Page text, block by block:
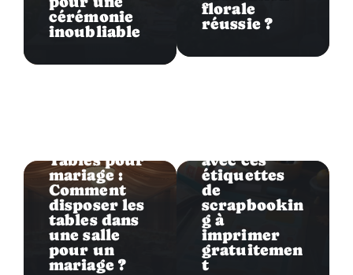
cérémonie
inoubliable
Tables pour
mariage :
Comment
disposer les
tables dans
une salle
pour un
mariage ?
florale
réussie ?
avec ces
étiquettes
de
scrapbookin
g à
imprimer
gratuitemen
t